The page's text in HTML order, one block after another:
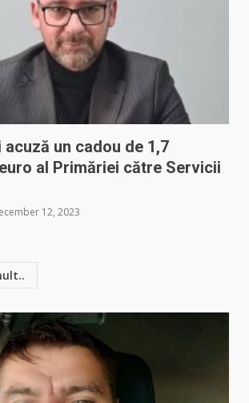
acuză un cadou de 1,7
al Primăriei către Servicii
12, 2023